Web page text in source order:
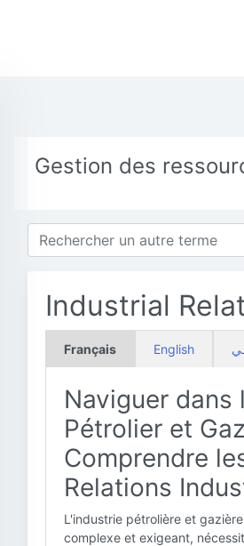
Gestion des
Industrial
Français English
Naviguer dans
Pétrolier et
Comprendre
Relations
L'industrie pétrolière et
complexe et exigeant,